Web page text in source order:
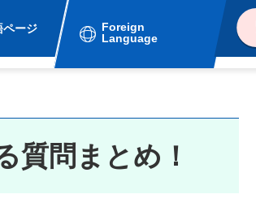
ページ
Foreign
Language
質問まとめ！